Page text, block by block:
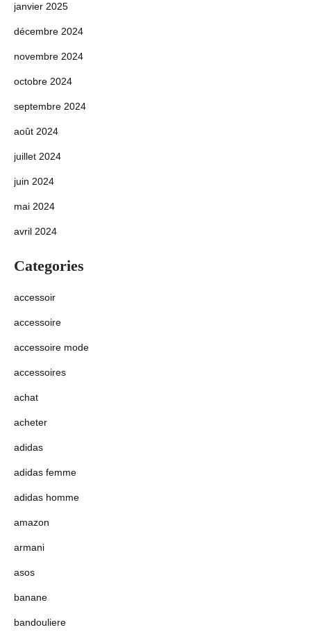
janvier 2025
décembre 2024
novembre 2024
octobre 2024
septembre 2024
août 2024
juillet 2024
juin 2024
mai 2024
avril 2024
Categories
accessoir
accessoire
accessoire mode
accessoires
achat
acheter
adidas
adidas femme
adidas homme
amazon
armani
asos
banane
bandouliere